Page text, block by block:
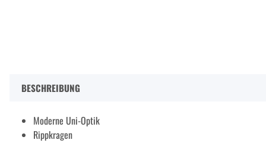
BESCHREIBUNG
Moderne Uni-Optik
Rippkragen